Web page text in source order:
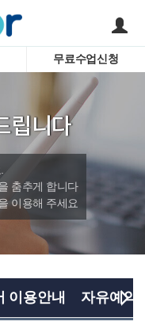
서비스안내
강사소개
회사소개
어린이
시험영
수업교
무료수업신청
립니다
춤추게 합니다
이용해 주세요
이용안내 자유예약